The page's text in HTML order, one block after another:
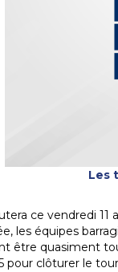
Les
ce vendredi
les équipes
être quasiment
pour clôturer le